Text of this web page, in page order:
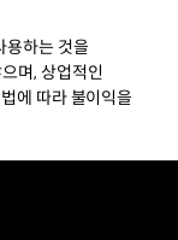
용하는 것을
며, 상업적인
에 따라 불이익을